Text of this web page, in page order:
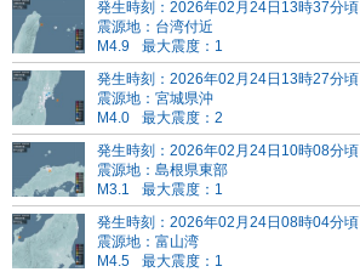
発生時刻：2026年02月24日13時37分頃
震源地：台湾付近
M4.9
最大震度：1
発生時刻：2026年02月24日13時27分頃
震源地：宮城県沖
M4.0
最大震度：2
発生時刻：2026年02月24日10時08分頃
震源地：島根県東部
M3.1
最大震度：1
発生時刻：2026年02月24日08時04分頃
震源地：富山湾
M4.5
最大震度：1